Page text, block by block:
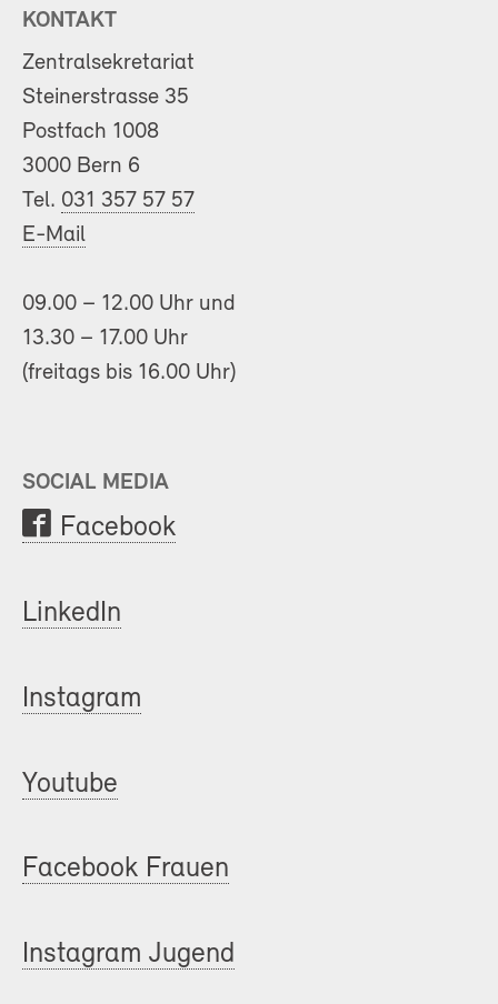
KONTAKT
Zentralsekretariat
Steinerstrasse 35
Postfach 1008
3000 Bern 6
Tel. 031 357 57 57
E-Mail
09.00 – 12.00 Uhr und
13.30 – 17.00 Uhr
(freitags bis 16.00 Uhr)
SOCIAL MEDIA
Facebook
LinkedIn
Instagram
Youtube
Facebook Frauen
Instagram Jugend